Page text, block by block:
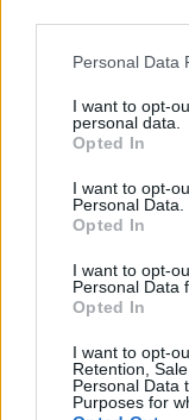
Personal Data
I want to opt-
personal data.
Opted In
I want to opt-
Personal Data.
Opted In
I want to opt-
Personal Data
Opted In
I want to opt-
Retention,
Personal Data
Purposes for
rezervinės
krepšininkų
reginį Jonavos
Susiję